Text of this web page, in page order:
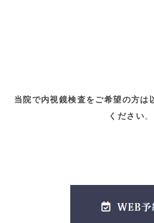
当院で内視鏡検査をご希望の方は
ください。